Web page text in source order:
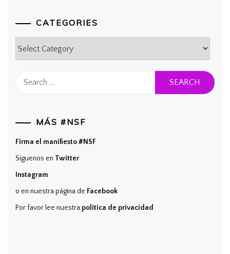
CATEGORIES
for:
MÁS #NSF
Firma el manifiesto #NSF
Síguenos en Twitter
Instagram
o en nuestra página de Facebook
Por favor lee nuestra política de privacidad